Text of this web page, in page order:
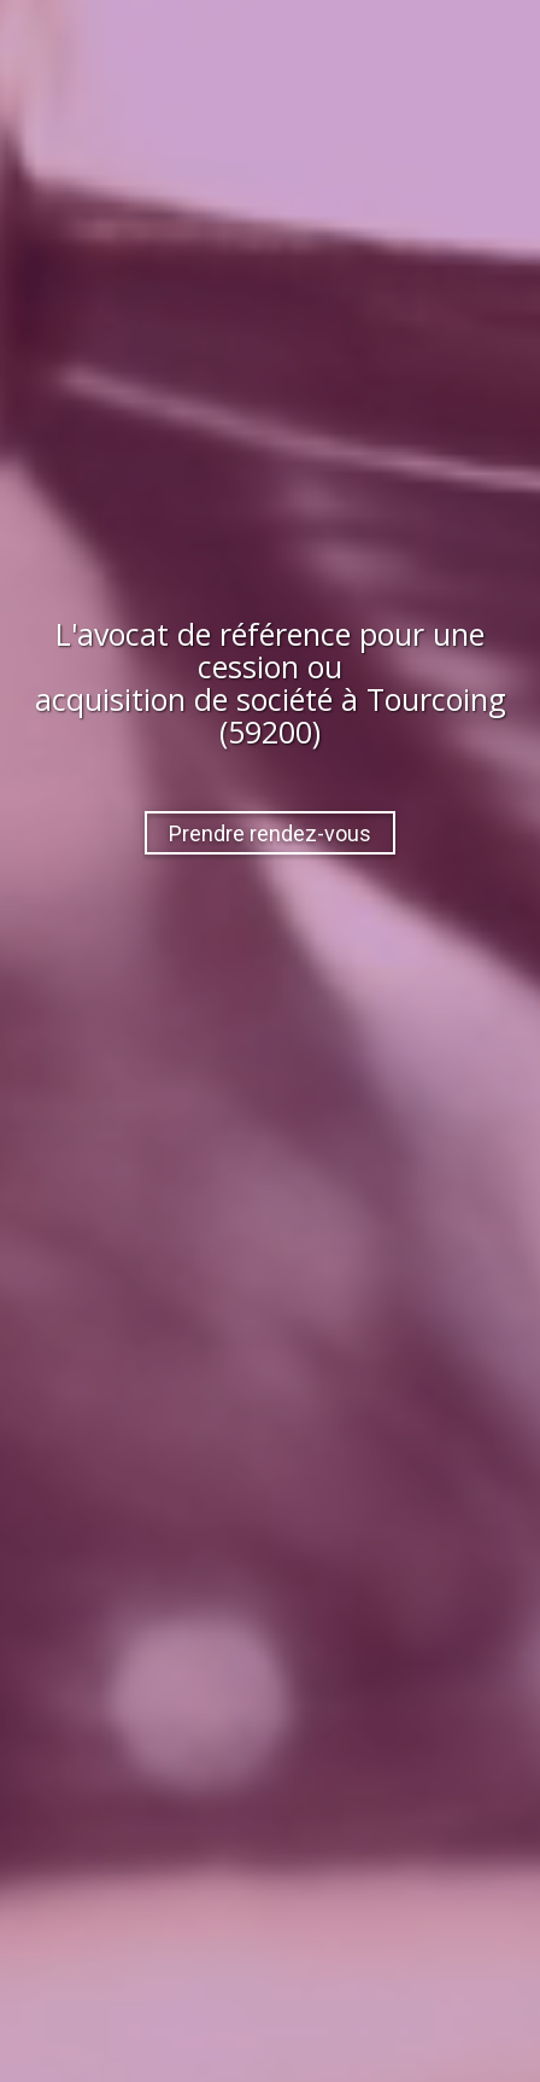
L'avocat de référence pour une
cession ou
acquisition de sociétéà Tourcoing
(59200)
Prendre rendez-vous